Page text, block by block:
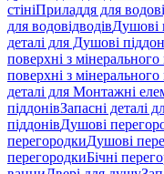
стініПриладдя для
для водовідводівДушові
деталі для Душові
поверхні з мінерального
поверхні з мінерального
деталі для Монтажні
піддонівЗапасні деталі
піддонівДушові
перегородкиДушові
перегородкиБічні